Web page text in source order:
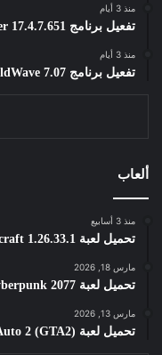
منذ 3 أيام
تفعيل برنامج Wondershare UniConverter 17.4.7.651
منذ 3 أيام
تفعيل برنامج GoldWave 7.07
ألعاب
منذ 3 أسابيع
تحميل لعبة Minecraft 1.26.33.1
مارس 18, 2026
تحميل لعبة Cyberpunk 2077
مارس 13, 2026
تحميل لعبة Grand Theft Auto 2 (GTA2)